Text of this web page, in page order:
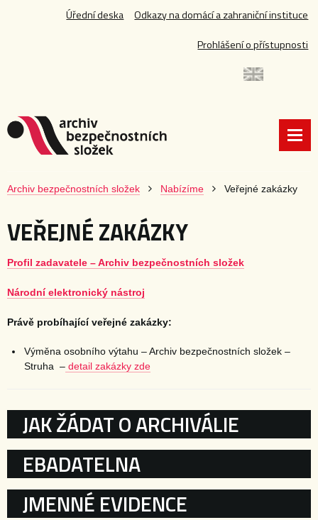
Úřední deska
Odkazy na domácí a zahraniční instituce
Prohlášení o přístupnosti
Archiv bezpečnostních složek Nabízíme Veřejné zakázky
VEŘEJNÉ ZAKÁZKY
Profil zadavatele – Archiv bezpečnostních složek
Národní elektronický nástroj
Právě probíhající veřejné zakázky:
Výměna osobního výtahu – Archiv bezpečnostních složek –
Struha –detail zakázky zde
KATEGORIE
JAK ŽÁDAT O ARCHIVÁLIE
EBADATELNA
JMENNÉ EVIDENCE